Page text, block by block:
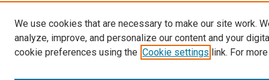
We use cookies that are necessary to make our site work.
analyze, improve, and personalize our content and your
cookie preferences using the Cookie settings link. For